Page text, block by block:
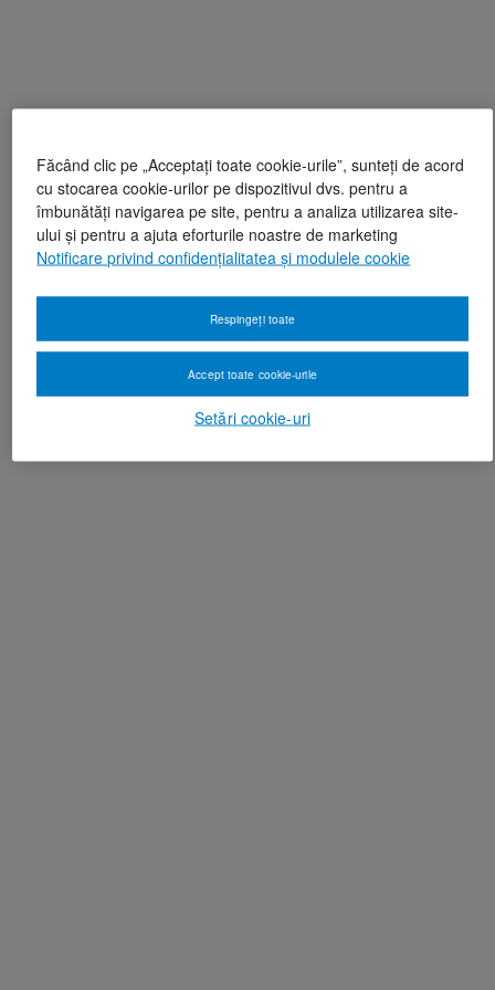
Făcând clic pe „Acceptați toate cookie-urile”, sunteți de acord
cu stocarea cookie-urilor pe dispozitivul dvs. pentru a
îmbunătăți navigarea pe site, pentru a analiza utilizarea site-
ului și pentru a ajuta eforturile noastre de marketing
Notificare privind confidențialitatea și modulele cookie
Setări cookie-uri
Respingeți toate
Accept toate cookie-urile